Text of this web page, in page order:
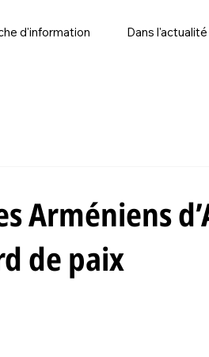
d'information Dans l'actualité
Arméniens
de paix